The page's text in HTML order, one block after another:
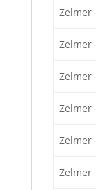
Zelmer
Zelmer
Zelmer
Zelmer
Zelmer
Zelmer